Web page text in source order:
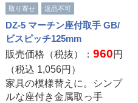
取り寄せ 返品不可
DZ-5 マーチン座付取手 GB/
ビスピッチ125mm
販売価格（税抜）： 960円
（税込 1,056円）
家具の模様替えに。シンプ
ルな座付き金属取っ手